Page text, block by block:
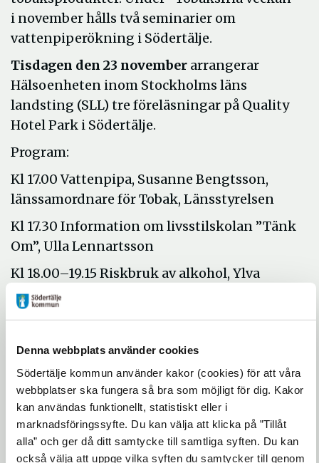
Denna webbplats använder cookies
Södertälje kommun använder kakor (cookies) för att våra
webbplatser ska fungera så bra som möjligt för dig. Kakor
kan användas funktionellt, statistiskt eller i
marknadsföringssyfte. Du kan välja att klicka på ”Tillåt
alla” och ger då ditt samtycke till samtliga syften. Du kan
också välja att uppge vilka syften du samtycker till genom
i november hålls två seminarier om
vattenpiperökning i Södertälje.
Tisdagen den 23 november arrangerar
Hälsoenheten inom Stockholms läns
landsting (SLL) tre föreläsningar på Quality
Hotel Park i Södertälje.
Program:
Kl 17.00 Vattenpipa, Susanne Bengtsson,
länssamordnare för Tobak, Länsstyrelsen
Kl 17.30 Information om livsstilskolan ”Tänk
Om”, Ulla Lennartsson
Kl 18.00–19.15 Riskbruk av alkohol, Ylva
Nork, primärvårdsprojektet STAD, KI
Torsdagen den 25 november klockan 18.00
arrangerar Södertälje kommun, Stockholms
läns landsting och Polisen ett informations-
och diskussionsmöte med rubriken
”Vattenpipa och idrott” på Ronna
poliskontor, Rösvägen 3–5.